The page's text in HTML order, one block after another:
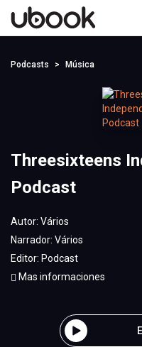
Podcasts Música
Threesixteens
Podcast
Autor: Vários
Narrador: Vários
Editor: Podcast
Mas informaciones